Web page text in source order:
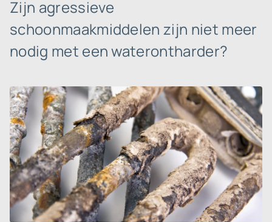
Zijn agressieve
schoonmaakmiddelen zijn niet meer
nodig met een waterontharder?